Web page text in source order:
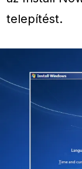
telepítést.